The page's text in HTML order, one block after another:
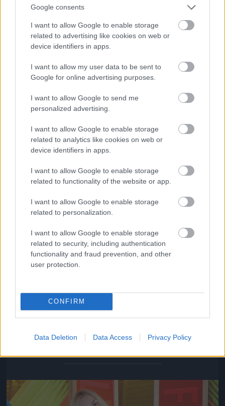
Google consents
I want to allow Google to enable storage
related to advertising like cookies on web or
device identifiers in apps.
I want to allow my user data to be sent to
Google for online advertising purposes.
I want to allow Google to send me
personalized advertising.
I want to allow Google to enable storage
related to analytics like cookies on web or
device identifiers in apps.
I want to allow Google to enable storage
related to functionality of the website or app.
I want to allow Google to enable storage
related to personalization.
I want to allow Google to enable storage
related to security, including authentication
functionality and fraud prevention, and other
user protection.
CONFIRM
Data Deletion Data Access Privacy Policy
Jön még kép!
Andrej Pejic átfogja Sophie Sumner derekát egy fotó
Fotó: Rachel Murray / Europress / Getty
Jön még kép!